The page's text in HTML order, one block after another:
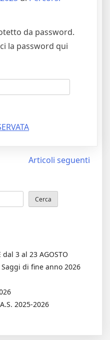
da password.
la password qui
Articoli seguenti
Cerca
dal 3 al 23 AGOSTO
di fine anno 2026
2025-2026